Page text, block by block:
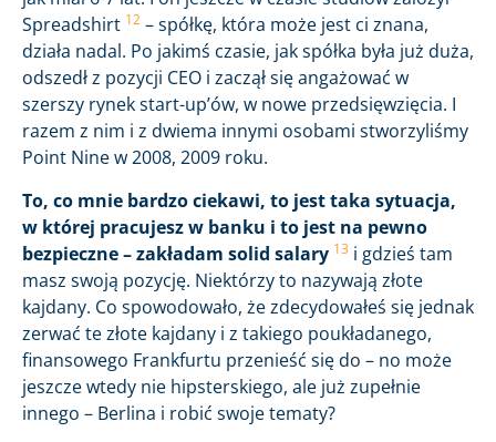
Spreadshirt 12 – spółkę, która może jest ci znana,
działa nadal. Po jakimś czasie, jak spółka była już duża,
odszedł z pozycji CEO i zaczął się angażować w
szerszy rynek start-up’ów, w nowe przedsięwzięcia. I
razem z nim i z dwiema innymi osobami stworzyliśmy
Point Nine w 2008, 2009 roku.
To, co mnie bardzo ciekawi, to jest taka sytuacja,
w której pracujesz w banku i to jest na pewno
bezpieczne – zakładam solid salary 13 i gdzieś tam
masz swoją pozycję. Niektórzy to nazywają złote
kajdany. Co spowodowało, że zdecydowałeś się jednak
zerwać te złote kajdany i z takiego poukładanego,
finansowego Frankfurtu przenieść się do – no może
jeszcze wtedy nie hipsterskiego, ale już zupełnie
innego – Berlina i robić swoje tematy?